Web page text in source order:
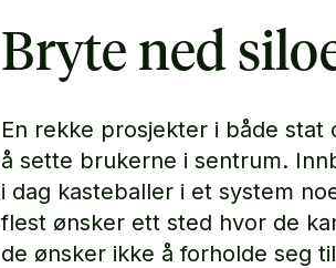
Bryte ned
En rekke prosjekter i både
å sette brukerne i sentrum.
i dag kasteballer i et system
flest ønsker ett sted hvor de
de ønsker ikke å forholde seg